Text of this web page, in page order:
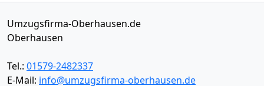
Umzugsfirma-Oberhausen.de
Oberhausen
Tel.: 01579-2482337
E-Mail: info@umzugsfirma-oberhausen.de